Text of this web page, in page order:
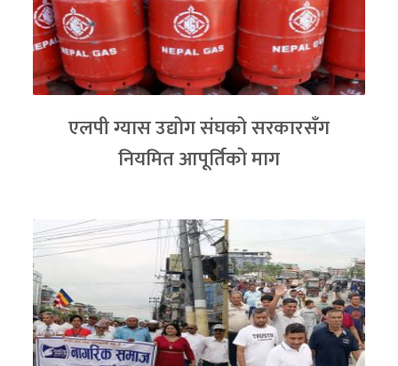
एलपी ग्यास उद्योग संघको सरकारसँग
नियमित आपूर्तिको माग